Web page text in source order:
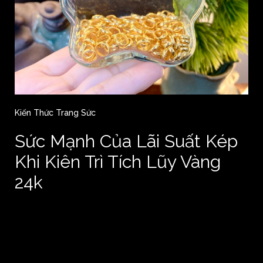
Kiến Thức Trang Sức
Sức Mạnh Của Lãi Suất Kép
Khi Kiên Trì Tích Lũy Vàng
24k